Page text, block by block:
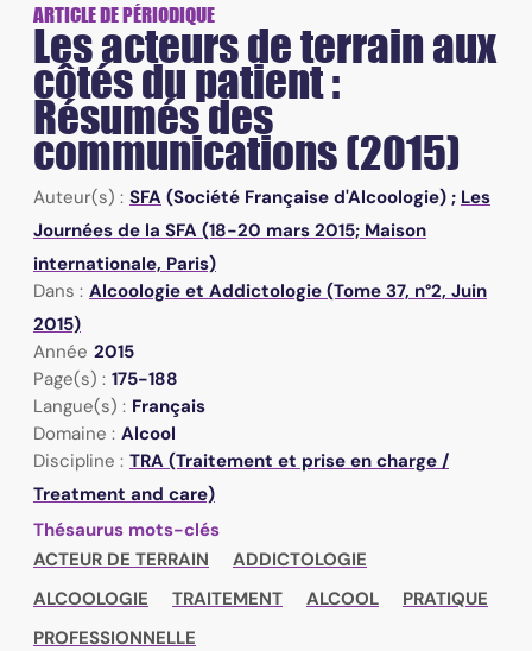
ARTICLE DE PÉRIODIQUE
Les acteurs de terrain aux
côtés du patient :
Résumés des
communications (2015)
Auteur(s) : SFA (Société Française d'Alcoologie) ; Les
Journées de la SFA (18-20 mars 2015; Maison
internationale, Paris)
Dans : Alcoologie et Addictologie (Tome 37, n°2, Juin
2015)
Année 2015
Page(s) : 175-188
Langue(s) : Français
Domaine : Alcool
Discipline : TRA (Traitement et prise en charge /
Treatment and care)
Thésaurus mots-clés
ACTEUR DE TERRAIN
ADDICTOLOGIE
ALCOOLOGIE
TRAITEMENT ALCOOL
PRATIQUE
PROFESSIONNELLE